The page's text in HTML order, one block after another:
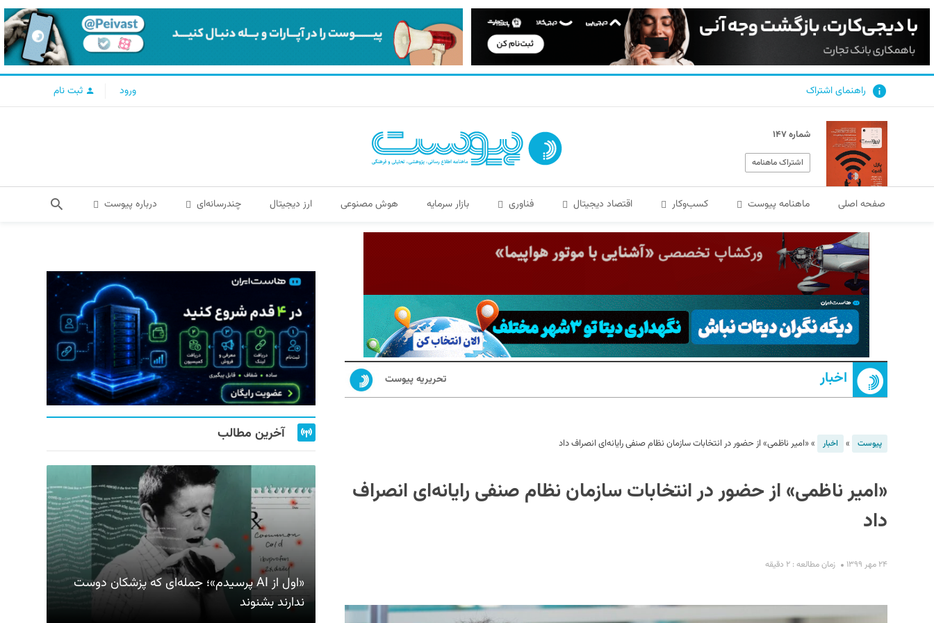
راهنمای اشتراک ورود ثبت نام
شماره ۱۴۷
اشتراک ماهنامه
صفحه اصلی ماهنامه پیوست کسب‌و‌کار اقتصاد دیجیتال فناوری بازار سرمایه هوش مصنوعی ارز دیجیتال چندرسانه‌ای درباره پیوست
اخبار تحریریه پیوست
پیوست » اخبار »«امیر ناظمی» از حضور در انتخابات سازمان نظام صنفی رایانه‌ای انصراف داد
«امیر ناظمی» از حضور در انتخابات سازمان نظام صنفی رایانه‌ای انصراف
داد
۲۴ مهر ۱۳۹۹ زمان مطالعه : ۲ دقیقه
آخرین مطالب
«اول از AI پرسیدم»؛ جمله‌ای که پزشکان دوست
ندارند بشنوند